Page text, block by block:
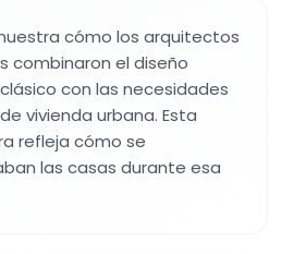
cómo los arquitectos
combinaron el diseño
con las necesidades
vivienda urbana. Esta
refleja cómo se
las casas durante esa